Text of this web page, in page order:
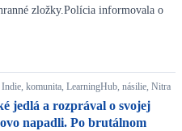
zložky.Polícia informovala o
Indie, komunita, LearningHub, násilie, Nitra
jedlá a rozprával o svojej
napadli. Po brutálnom